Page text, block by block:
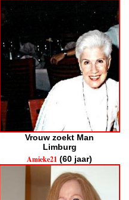
Vrouw zoekt Man
Limburg
Amieke21 (60 jaar)